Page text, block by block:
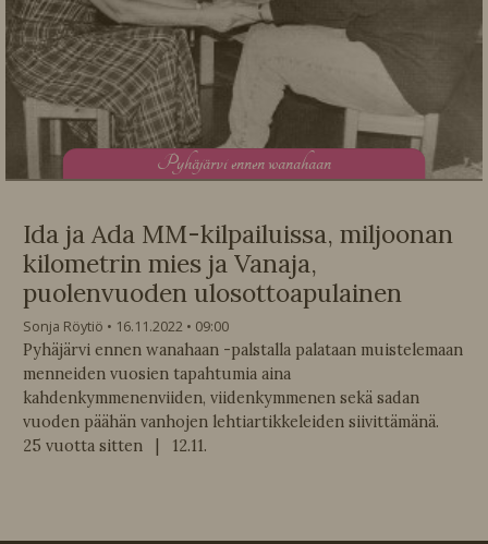
Pyhäjärvi ennen wanahaan
Ida ja Ada MM-kilpailuissa, miljoonan
kilometrin mies ja Vanaja,
puolenvuoden ulosottoapulainen
Sonja Röytiö 16.11.2022
09:00
Pyhäjärvi ennen wanahaan -palstalla palataan muistelemaan
menneiden vuosien tapahtumia aina
kahdenkymmenenviiden, viidenkymmenen sekä sadan
vuoden päähän vanhojen lehtiartikkeleiden siivittämänä.
25 vuotta sitten | 12.11.